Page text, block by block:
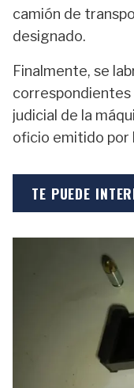
camión de
designado.
Finalmente, se
judicial de la
oficio emitido por
TE PUEDE